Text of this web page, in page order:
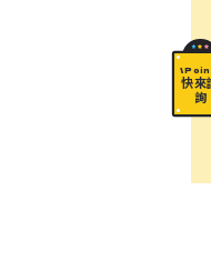
\
快來
詢